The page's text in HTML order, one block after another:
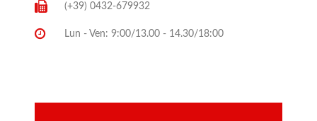
(+39) 0432-679932
Lun - Ven: 9:00/13.00 - 14.30/18:00